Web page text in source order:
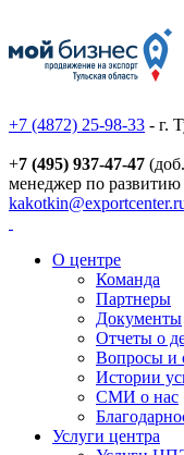
+7 (4872) 25-98-33 - г.
+7 (495) 937-47-47
менеджер по
О центре
Команда
Партнеры
Документы
Отчеты о
Вопросы и
Истории
СМИ о нас
Услуги центра